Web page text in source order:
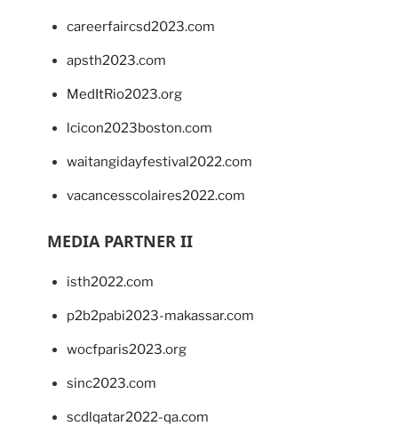
careerfaircsd2023.com
apsth2023.com
MedItRio2023.org
lcicon2023boston.com
waitangidayfestival2022.com
vacancesscolaires2022.com
MEDIA PARTNER II
isth2022.com
p2b2pabi2023-makassar.com
wocfparis2023.org
sinc2023.com
scdlqatar2022-qa.com